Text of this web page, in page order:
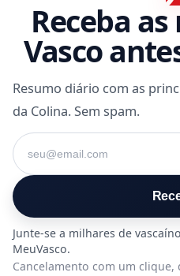
Receba
Vasco
Resumo diário com as
da Colina. Sem spam.
Seu e-mail
Cancelamento com um clique,